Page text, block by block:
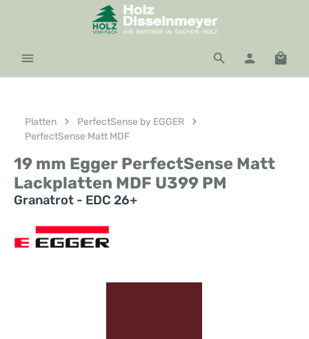
Zum Hauptinhalt springen
Platten
PerfectSense by EGGER
PerfectSense Matt MDF
19 mm Egger PerfectSense Matt
Lackplatten MDF U399 PM
Granatrot - EDC 26+